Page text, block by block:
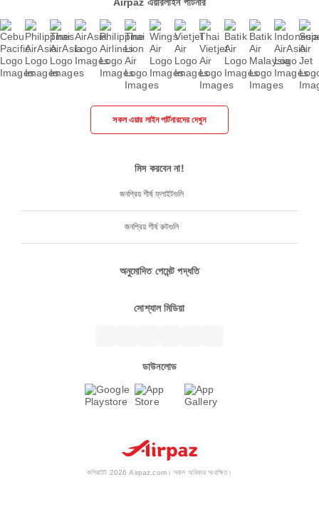
সকল এয়ার লাইন পার্টনারদের দেখুন
মিস করবেন না!
জনপ্রিয় শীর্ষ ফ্লাইটগুলি
জনপ্রিয় শীর্ষ রুটগুলি
অনুমোদিত পেমেন্ট পদ্ধতি
সোশ্যাল মিডিয়া
ডাউনলোড
কপিরাইট 2026 Airpaz.com। সকল অধিকার সংরক্ষিত।